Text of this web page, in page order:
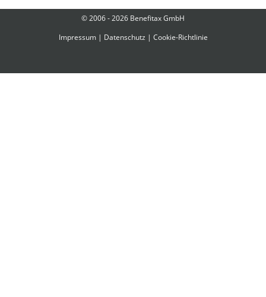
© 2006 - 2026 Benefitax GmbH
Impressum| Datenschutz | Cookie-Richtlinie